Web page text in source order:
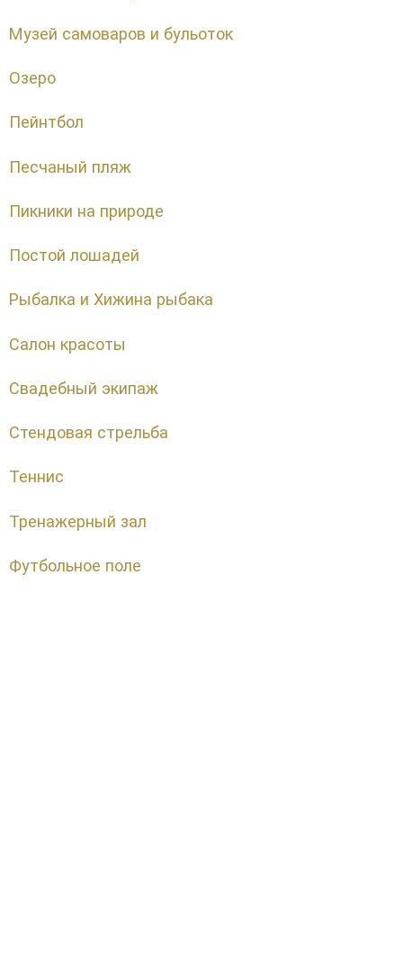
Музей самоваров и бульоток
Озеро
Пейнтбол
Песчаный пляж
Пикники на природе
Постой лошадей
Рыбалка и Хижина рыбака
Салон красоты
Свадебный экипаж
Стендовая стрельба
Теннис
Тренажерный зал
Футбольное поле